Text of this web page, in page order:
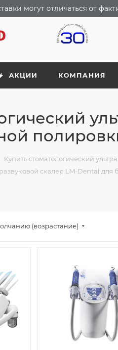
могут отличаться от
АКЦИИ КОМПАНИЯ
Купить стоматологический
скалер LM-Dental
(возрастание)